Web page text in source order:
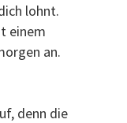
lohnt.
einem
an.
denn die